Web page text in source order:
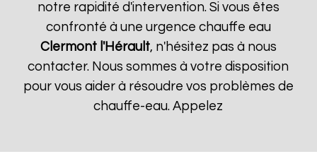
notre rapidité d'intervention. Si vous êtes
confronté à une urgence chauffe eau
Clermont l'Hérault, n'hésitez pas à nous
contacter. Nous sommes à votre disposition
pour vous aider à résoudre vos problèmes de
chauffe-eau. Appelez